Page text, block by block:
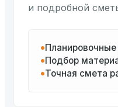
и подробной
Подбор
Точная смета